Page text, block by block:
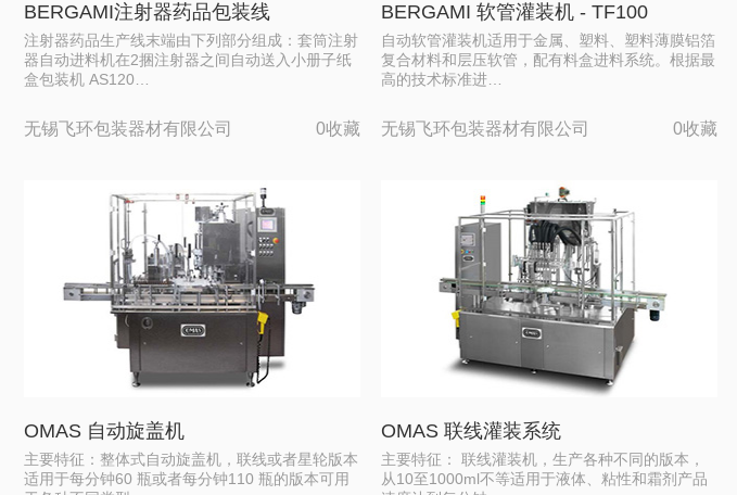
BERGAMI注射器药品包装线
注射器药品生产线末端由下列部分组成：套筒注射
器自动进料机在2捆注射器之间自动送入小册子纸
盒包装机 AS120…
无锡飞环包装器材有限公司 0收藏
BERGAMI 软管灌装机 - TF100
自动软管灌装机适用于金属、塑料、塑料薄膜铝箔
复合材料和层压软管，配有料盒进料系统。根据最
高的技术标准进…
无锡飞环包装器材有限公司 0收藏
OMAS 自动旋盖机
主要特征：整体式自动旋盖机，联线或者星轮版本
适用于每分钟60 瓶或者每分钟110 瓶的版本可用
OMAS 联线灌装系统
主要特征： 联线灌装机，生产各种不同的版本，
从10至1000ml不等适用于液体、粘性和霜剂产品